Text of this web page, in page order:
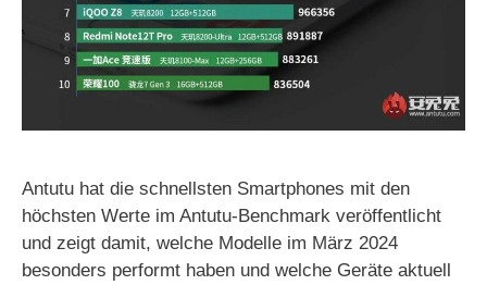
Antutu hat die schnellsten Smartphones mit den
höchsten Werte im Antutu-Benchmark veröffentlicht
und zeigt damit, welche Modelle im März 2024
besonders performt haben und welche Geräte aktuell